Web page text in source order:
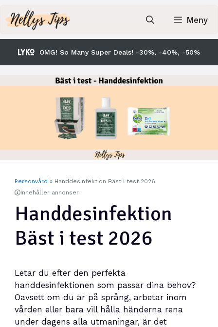
till
innehåll
Meny
OMG! So Many Super Deals! -30%, -40%, -50%
Personvård » Handdesinfektion Bäst i test 2026
Innehåller annonser
Handdesinfektion
Bäst i test 2026
Letar du efter den perfekta
handdesinfektionen som passar dina behov?
Oavsett om du är på språng, arbetar inom
vården eller bara vill hålla händerna rena
under dagens alla utmaningar, är det